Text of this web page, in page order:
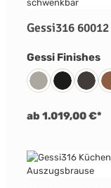
Gessi316
Gessi Finishes
239 Edelstahl
299 707
ab 1.019,00 €*